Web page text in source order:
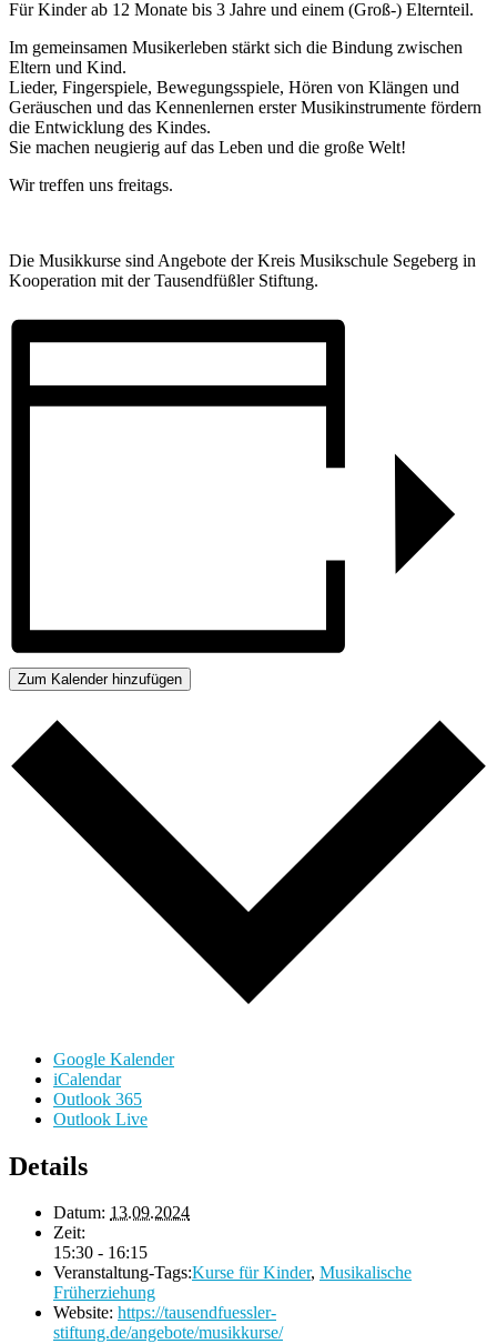
Für Kinder ab 12 Monate bis 3 Jahre und einem (Groß-) Elternteil.
Im gemeinsamen Musikerleben stärkt sich die Bindung zwischen
Eltern und Kind.
Lieder, Fingerspiele, Bewegungsspiele, Hören von Klängen und
Geräuschen und das Kennenlernen erster Musikinstrumente fördern
die Entwicklung des Kindes.
Sie machen neugierig auf das Leben und die große Welt!
Wir treffen uns freitags.
Die Musikkurse sind Angebote der Kreis Musikschule Segeberg in
Kooperation mit der Tausendfüßler Stiftung.
Zum Kalender hinzufügen
Google Kalender
iCalendar
Outlook 365
Outlook Live
Details
Datum: 13.09.2024
Zeit:
15:30 - 16:15
Veranstaltung-Tags:Kurse für Kinder, Musikalische
Früherziehung
Website: https://tausendfuessler-
stiftung.de/angebote/musikkurse/